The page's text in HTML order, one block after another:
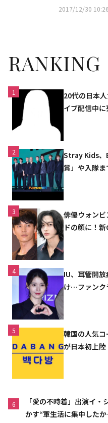
もスタイリッシュに2017/12/30 10:26
RANKING
1
20代の日本
イブ配信中
2
Stray Kids、
賞」や入隊
3
俳優ウォン
ドの顔に！
4
IU、耳管開
け…ファンク
5
韓国の人気コ
が日本初上
6
「愛の不時着」出演イ
かす“軍生活に集中したか